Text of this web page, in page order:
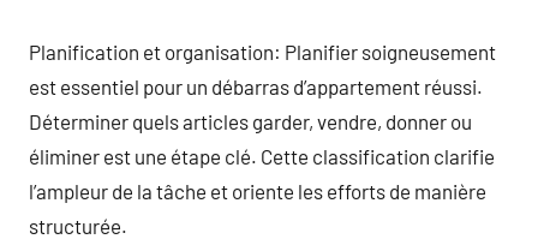
Planification et organisation: Planifier soigneusement
est essentiel pour un débarras d’appartement réussi.
Déterminer quels articles garder, vendre, donner ou
éliminer est une étape clé. Cette classification clarifie
l’ampleur de la tâche et oriente les efforts de manière
structurée.